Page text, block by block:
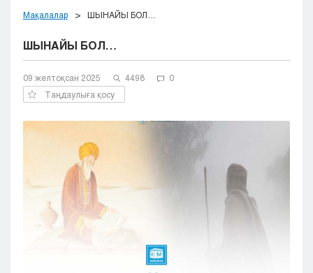
Актобе
Жезказган
Караганда
Кокшетау
Костанай
Павлодар
Петропавловск
Талдыкорган
Туркестан
Мақалалар ШЫНАЙЫ БОЛ…
ШЫНАЙЫ БОЛ…
09 желтоқсан 2025 4498
0
Таңдаулыға қосу